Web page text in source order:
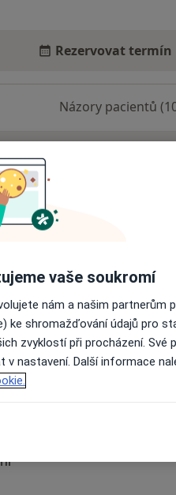
Rezervovat termín
Názory pacientů
nejsou k dispozici
informace o svých
vaše soukromí
nám a našim partnerům
ke shromažďování údajů pro
zvyklostí při procházení.
v nastavení. Další informace